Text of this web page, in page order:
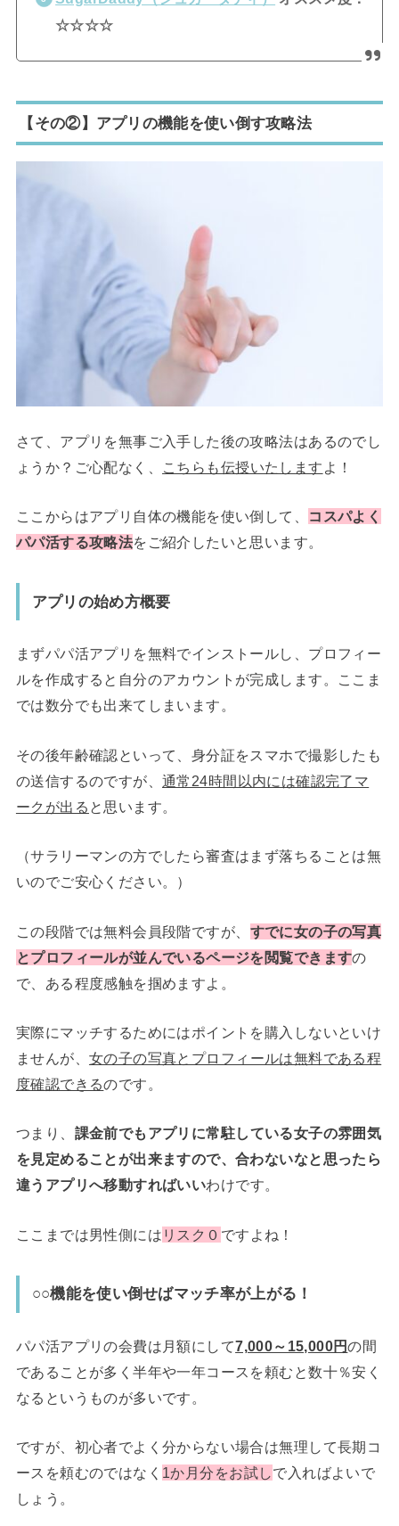
☆☆☆☆
【その②】アプリの機能を使い倒す攻略法
さて、アプリを無事ご入手した後の攻略法はあるのでし
ょうか？ご心配なく、
こちらも伝授いたします よ！
ここからはアプリ自体の機能を使い倒して、
コスパよく
パパ活する攻略法をご紹介したいと思います。
アプリの始め方概要
まずパパ活アプリを無料でインストールし、プロフィー
ルを作成すると自分のアカウントが完成します。ここま
では数分でも出来てしまいます。
その後年齢確認といって、身分証をスマホで撮影したも
の送信するのですが、通常24時間以内には確認完了マ
ークが出る と思います。
（サラリーマンの方でしたら審査はまず落ちることは無
いのでご安心ください。）
この段階では無料会員段階ですが、 すでに女の子の写真
とプロフィールが並んでいるページを閲覧できますの
で、ある程度感触を掴めますよ。
実際にマッチするためにはポイントを購入しないといけ
ませんが、 女の子の写真とプロフィールは無料である程
度確認できるのです。
つまり、 課金前でもアプリに常駐している女子の雰囲気
を見定めることが出来ますので、合わないなと思ったら
違うアプリへ移動すればいいわけです。
ここまでは男性側には リスク０ ですよね！
○○機能を使い倒せばマッチ率が上がる！
パパ活アプリの会費は月額にして7,000～15,000円の間
であることが多く半年や一年コースを頼むと数十％安く
なるというものが多いです。
ですが、初心者でよく分からない場合は無理して長期コ
ースを頼むのではなく 1か月分をお試しで入ればよいで
しょう。